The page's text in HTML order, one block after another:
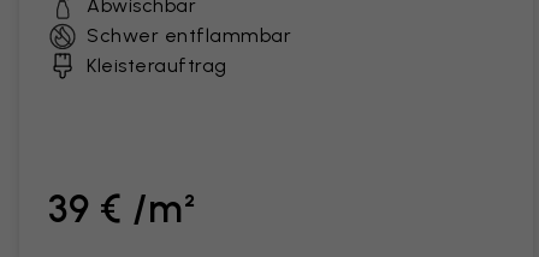
Abwischbar
Schwer entflammbar
Kleisterauftrag
39 € /m²